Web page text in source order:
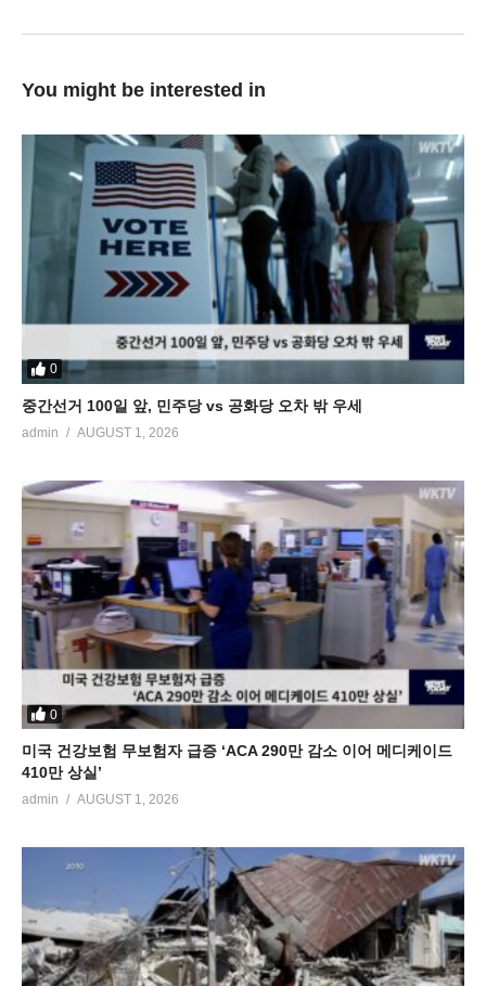
You might be interested in
0
중간선거 100일 앞, 민주당 vs 공화당 오차 밖 우세
admin AUGUST 1, 2026
0
미국 건강보험 무보험자 급증 ‘ACA 290만 감소 이어 메디케이드
410만 상실’
admin AUGUST 1, 2026